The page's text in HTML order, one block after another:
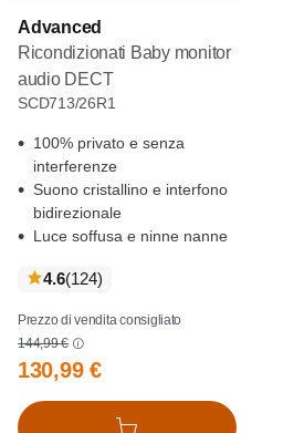
Advanced
Ricondizionati Baby monitor
audio DECT
SCD713/26R1
100% privato e senza
interferenze
Suono cristallino e interfono
bidirezionale
Luce soffusa e ninne nanne
4.6(124recensioni
)
Prezzo di vendita consigliato
144,99 €
130,99 €